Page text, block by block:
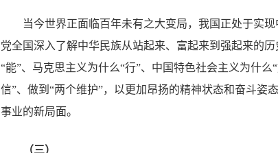
当今世界正面临百年未有之大变局，我国正处于实
党全国深入了解中华民族从站起来、富起来到强起来的
“能”、马克思主义为什么“行”、中国特色社会主义为什
信”、做到“两个维护”，以更加昂扬的精神状态和奋斗姿
事业的新局面。
（三）